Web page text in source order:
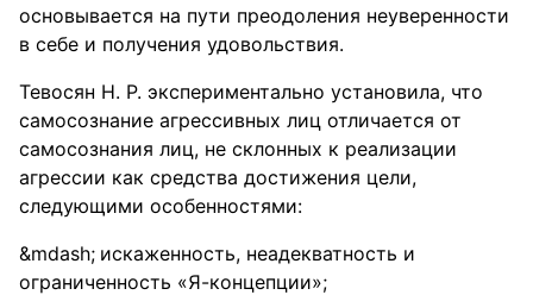
основывается на пути преодоления неуверенности
в себе и получения удовольствия.
Тевосян Н. Р. экспериментально установила, что
самосознание агрессивных лиц отличается от
самосознания лиц, не склонных к реализации
агрессии как средства достижения цели,
следующими особенностями:
искаженность, неадекватность и
ограниченность «Я-концепции»;